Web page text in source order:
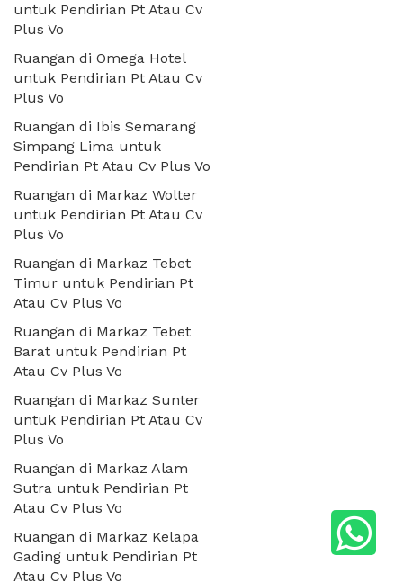
untuk Pendirian Pt Atau Cv
Plus Vo
Ruangan di Omega Hotel
untuk Pendirian Pt Atau Cv
Plus Vo
Ruangan di Ibis Semarang
Simpang Lima untuk
Pendirian Pt Atau Cv Plus Vo
Ruangan di Markaz Wolter
untuk Pendirian Pt Atau Cv
Plus Vo
Ruangan di Markaz Tebet
Timur untuk Pendirian Pt
Atau Cv Plus Vo
Ruangan di Markaz Tebet
Barat untuk Pendirian Pt
Atau Cv Plus Vo
Ruangan di Markaz Sunter
untuk Pendirian Pt Atau Cv
Plus Vo
Ruangan di Markaz Alam
Sutra untuk Pendirian Pt
Atau Cv Plus Vo
Ruangan di Markaz Kelapa
Gading untuk Pendirian Pt
Atau Cv Plus Vo